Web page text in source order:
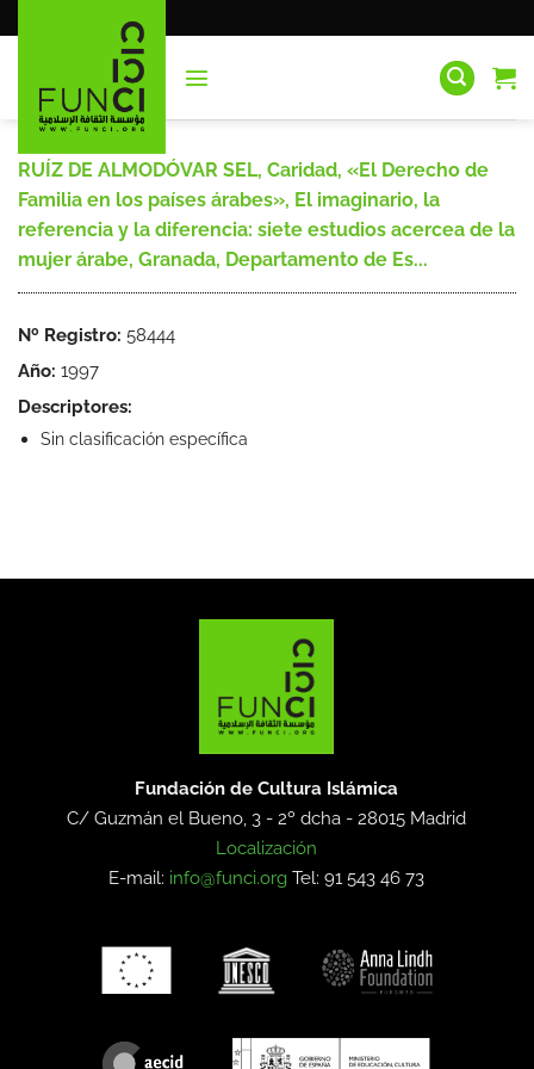
al
RUÍZ DE ALMODÓVAR SEL, Caridad, «El Derecho de
Familia en los países árabes», El imaginario, la
referencia y la diferencia: siete estudios acercea de la
mujer árabe, Granada, Departamento de Es...
Nº Registro: 58444
Año: 1997
Descriptores:
Sin clasificación específica
Fundación de Cultura Islámica
C/ Guzmán el Bueno, 3 - 2º dcha -28015 Madrid
Localización
E-mail: info@funci.org Tel: 91 543 46 73